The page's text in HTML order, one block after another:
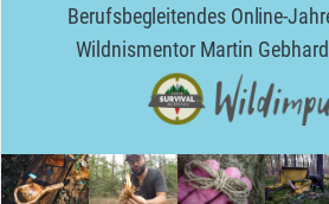
Berufsbegleitendes Online-
Wildnismentor Martin